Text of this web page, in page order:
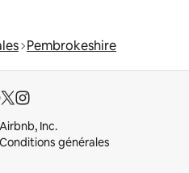
Pembrokeshire
Inc.
Conditions générales